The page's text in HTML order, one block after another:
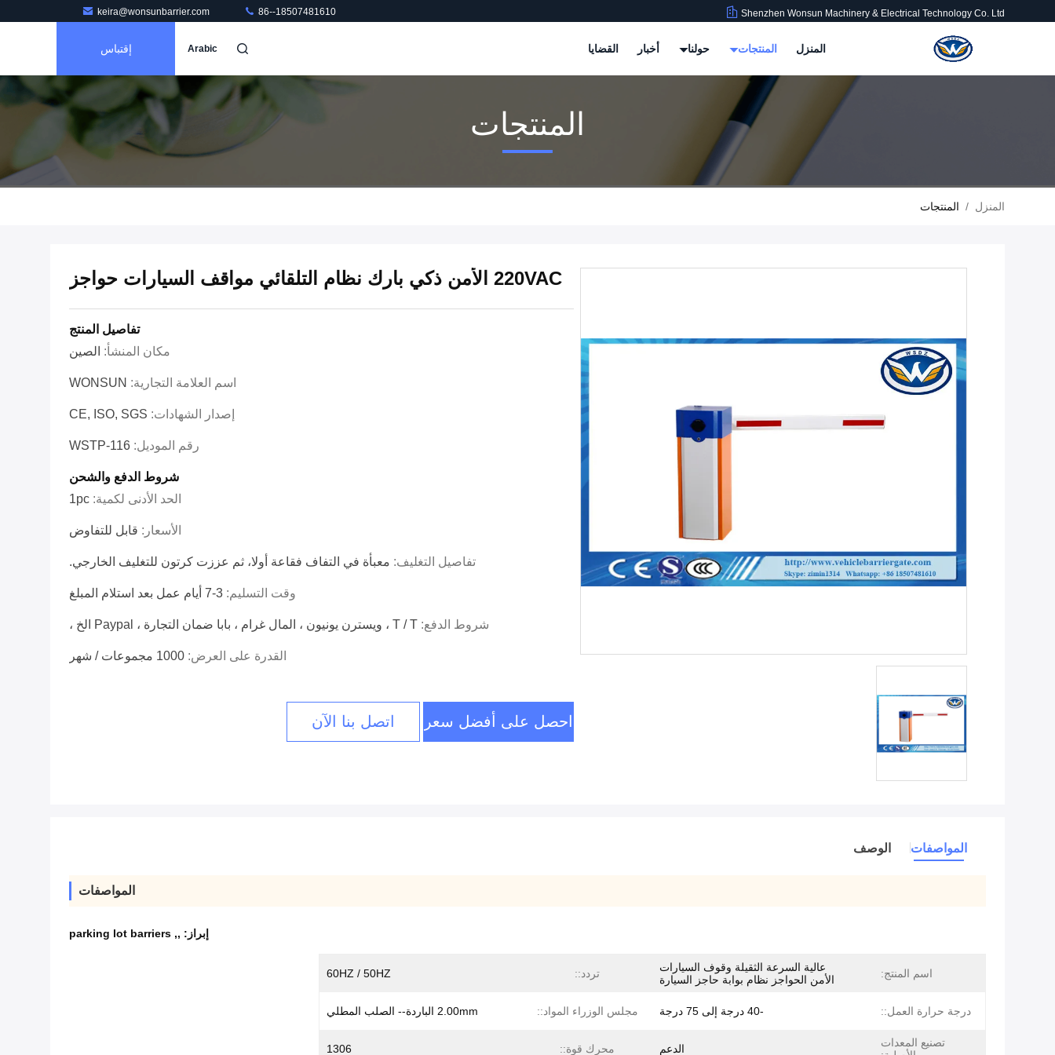
Shenzhen Wonsun Machinery & Electrical Technology Co. Ltd
keira@wonsunbarrier.com 86--18507481610
المنزل المنتجات حولنا أخبار القضايا Arabic إقتباس
المنتجات
المنزل / المنتجات
220VAC الأمن ذكي بارك نظام التلقائي مواقف السيارات حواجز
تفاصيل المنتج
مكان المنشأ: الصين
اسم العلامة التجارية: WONSUN
إصدار الشهادات: CE, ISO, SGS
رقم الموديل: WSTP-116
شروط الدفع والشحن
الحد الأدنى لكمية: 1pc
الأسعار: قابل للتفاوض
تفاصيل التغليف: معبأة في التفاف فقاعة أولا، ثم عززت كرتون للتغليف الخارجي.
وقت التسليم: 3-7 أيام عمل بعد استلام المبلغ
شروط الدفع: T / T ، ويسترن يونيون ، المال غرام ، بابا ضمان التجارة ، Paypal الخ ،
القدرة على العرض: 1000 مجموعات / شهر
احصل على أفضل سعر اتصل بنا الآن
المواصفات الوصف
المواصفات
إبراز: ,
,
parking lot barriers
اسم المنتج:
عالية السرعة الثقيلة وقوف السيارات
الأمن الحواجز نظام بوابة حاجز السيارة
تردد:: 60HZ / 50HZ
درجة حرارة العمل:: -40 درجة إلى 75 درجة مجلس الوزراء المواد:: 2.00mm الباردة-- الصلب المطلي
تصنيع المعدات
الدعم محرك قوة:: 1306